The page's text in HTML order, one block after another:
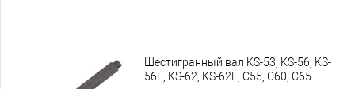
Шестигранный вал KS-53, KS-56, KS-
56E, KS-62, KS-62E, C55, C60, C65